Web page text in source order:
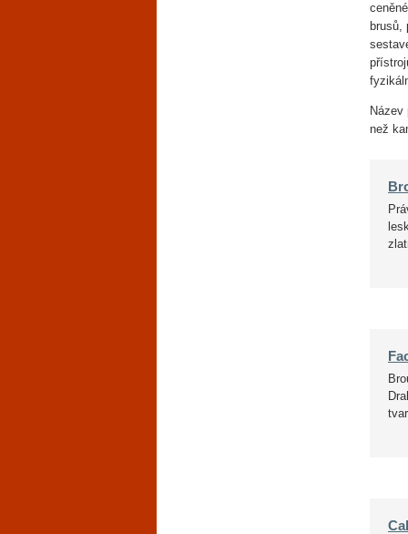
brusů,
než